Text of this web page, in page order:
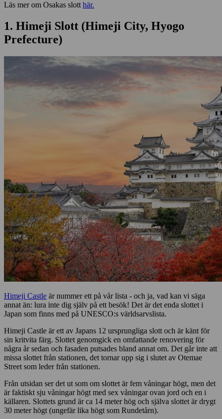
Läs mer om Osakas slott här.
1. Himeji Slott (Himeji City, Hyogo
Prefecture)
Himeji Castle är nummer ett på vår lista - och ja, vad kan vi säga
annat än: lura inte dig själv på ett besök! Det är det enda slottet i
Japan som finns med på UNESCO:s världsarvslista.
Himeji Castle är ett av Japans 12 ursprungliga slott och är känt för
sin kritvita färg. Slottet genomgick en omfattande renovering för
några år sedan och fasaden putsades bland annat om. Det går inte att
missa slottet från stationen, det tornar upp sig i slutet av Otemae
Street som leder från stationen.
Från utsidan ser det ut som om slottet är fem våningar högt, men det
är faktiskt sju våningar högt med sex våningar ovan jord och en i
källaren. Slottets grund är ca 14 meter hög och själva slottet är drygt
30 meter högt (ungefär lika högt som Rundetårn).